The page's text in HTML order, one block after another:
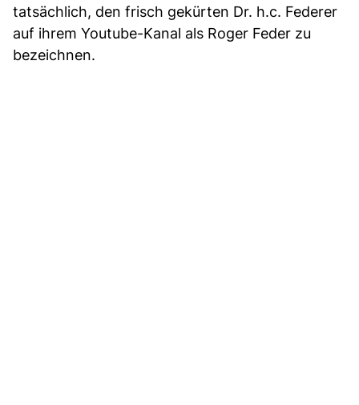
tatsächlich, den frisch gekürten Dr. h.c. Federer
auf ihrem Youtube-Kanal als Roger Feder zu
bezeichnen.